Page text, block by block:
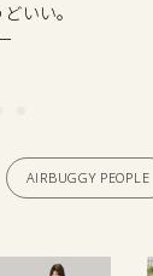
いい。
AIRBUGGY PEOPLE